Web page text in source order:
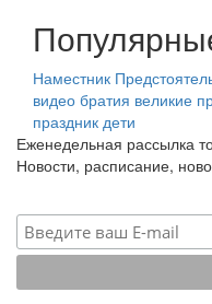
Наместник
видео братия великие
праздник дети
Еженедельная рассылка
Новости, расписание,